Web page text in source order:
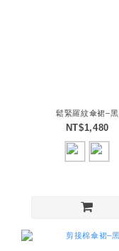
鬆緊羅紋傘裙–黑
NT$1,480